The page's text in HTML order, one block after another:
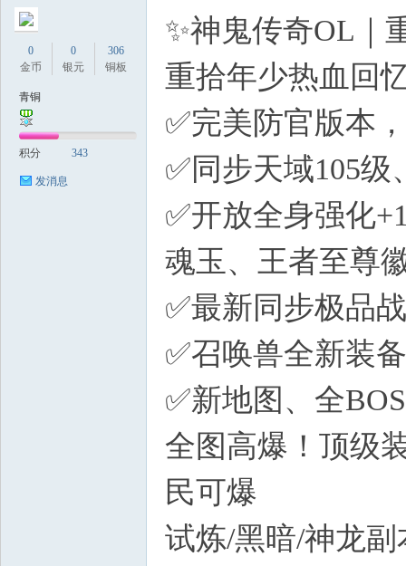
0
金币
0
银元
306
铜板
青铜
积分 343
发消息
✨神鬼传奇OL｜
重拾年少热血回
✅完美防官版本
✅同步天域105
✅开放全身强化
魂玉、王者至尊
✅最新同步极品
✅召唤兽全新装
✅新地图、全
全图高爆！顶级
民可爆
试炼/黑暗/神龙